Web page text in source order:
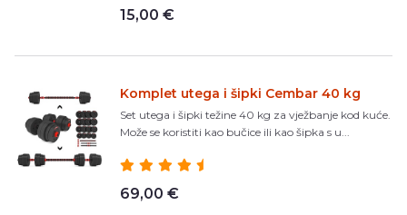
15,00 €
Komplet utega i šipki Cembar 40 kg
Set utega i šipki težine 40 kg za vježbanje kod kuće.
Može se koristiti kao bučice ili kao šipka s u...
69,00 €